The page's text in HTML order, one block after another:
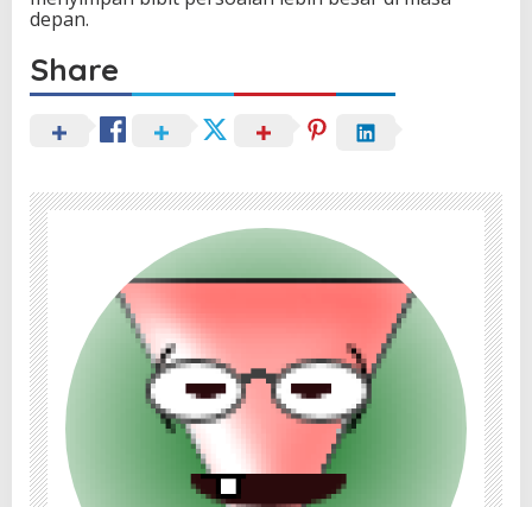
depan.
Share